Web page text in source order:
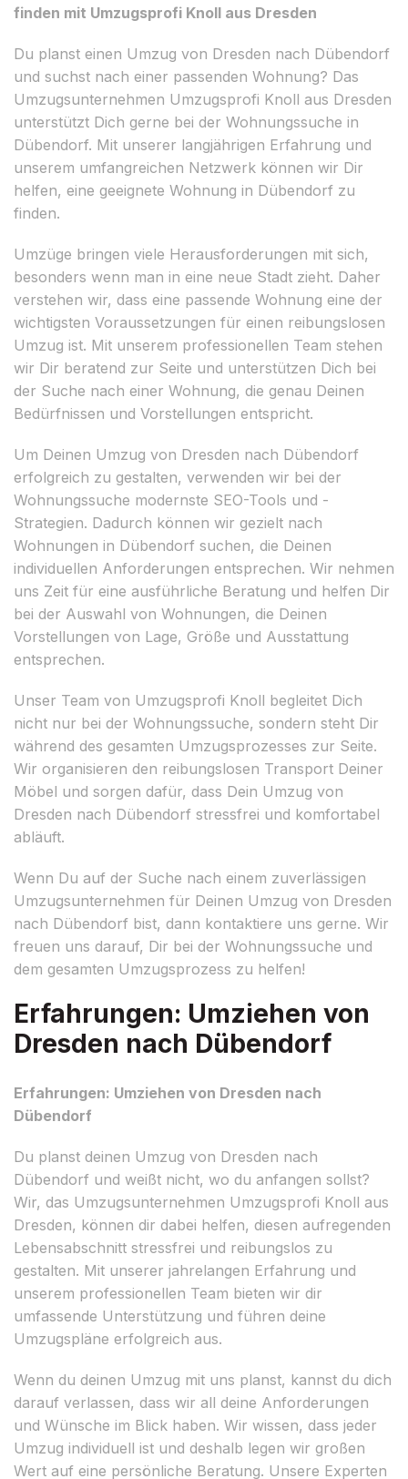
finden mit Umzugsprofi Knoll aus Dresden
Du planst einen Umzug von Dresden nach Dübendorf
und suchst nach einer passenden Wohnung? Das
Umzugsunternehmen Umzugsprofi Knoll aus Dresden
unterstützt Dich gerne bei der Wohnungssuche in
Dübendorf. Mit unserer langjährigen Erfahrung und
unserem umfangreichen Netzwerk können wir Dir
helfen, eine geeignete Wohnung in Dübendorf zu
finden.
Umzüge bringen viele Herausforderungen mit sich,
besonders wenn man in eine neue Stadt zieht. Daher
verstehen wir, dass eine passende Wohnung eine der
wichtigsten Voraussetzungen für einen reibungslosen
Umzug ist. Mit unserem professionellen Team stehen
wir Dir beratend zur Seite und unterstützen Dich bei
der Suche nach einer Wohnung, die genau Deinen
Bedürfnissen und Vorstellungen entspricht.
Um Deinen Umzug von Dresden nach Dübendorf
erfolgreich zu gestalten, verwenden wir bei der
Wohnungssuche modernste SEO-Tools und -
Strategien. Dadurch können wir gezielt nach
Wohnungen in Dübendorf suchen, die Deinen
individuellen Anforderungen entsprechen. Wir nehmen
uns Zeit für eine ausführliche Beratung und helfen Dir
bei der Auswahl von Wohnungen, die Deinen
Vorstellungen von Lage, Größe und Ausstattung
entsprechen.
Unser Team von Umzugsprofi Knoll begleitet Dich
nicht nur bei der Wohnungssuche, sondern steht Dir
während des gesamten Umzugsprozesses zur Seite.
Wir organisieren den reibungslosen Transport Deiner
Möbel und sorgen dafür, dass Dein Umzug von
Dresden nach Dübendorf stressfrei und komfortabel
abläuft.
Wenn Du auf der Suche nach einem zuverlässigen
Umzugsunternehmen für Deinen Umzug von Dresden
nach Dübendorf bist, dann kontaktiere uns gerne. Wir
freuen uns darauf, Dir bei der Wohnungssuche und
dem gesamten Umzugsprozess zu helfen!
Erfahrungen: Umziehen von
Dresden nach Dübendorf
Erfahrungen: Umziehen von Dresden nach
Dübendorf
Du planst deinen Umzug von Dresden nach
Dübendorf und weißt nicht, wo du anfangen sollst?
Wir, das Umzugsunternehmen Umzugsprofi Knoll aus
Dresden, können dir dabei helfen, diesen aufregenden
Lebensabschnitt stressfrei und reibungslos zu
gestalten. Mit unserer jahrelangen Erfahrung und
unserem professionellen Team bieten wir dir
umfassende Unterstützung und führen deine
Umzugspläne erfolgreich aus.
Wenn du deinen Umzug mit uns planst, kannst du dich
darauf verlassen, dass wir all deine Anforderungen
und Wünsche im Blick haben. Wir wissen, dass jeder
Umzug individuell ist und deshalb legen wir großen
Wert auf eine persönliche Beratung. Unsere Experten